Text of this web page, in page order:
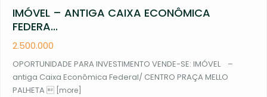
IMÓVEL – ANTIGA CAIXA ECONÔMICA
FEDERA...
2.500.000
OPORTUNIDADE PARA INVESTIMENTO VENDE-SE: IMÓVEL –
antiga Caixa Econômica Federal/ CENTRO PRAÇA MELLO
PALHETA  [more]